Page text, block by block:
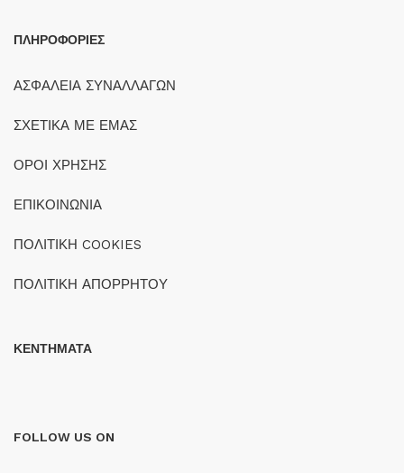
ΠΛΗΡΟΦΟΡΙΕΣ
ΑΣΦΑΛΕΙΑ ΣΥΝΑΛΛΑΓΩΝ
ΣΧΕΤΙΚΑ ΜΕ ΕΜΑΣ
ΟΡΟΙ ΧΡΗΣΗΣ
ΕΠΙΚΟΙΝΩΝΙΑ
ΠΟΛΙΤΙΚΗ COOKIES
ΠΟΛΙΤΙΚΗ ΑΠΟΡΡΗΤΟΥ
ΚΕΝΤΗΜΑΤΑ
FOLLOW US ON